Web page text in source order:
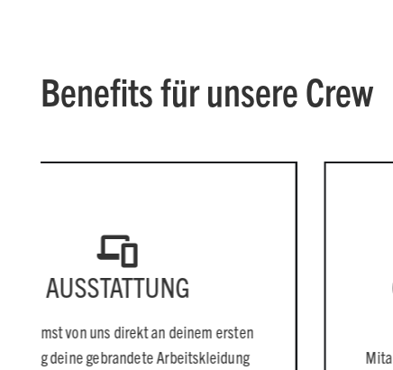
Benefits für unsere Crew
an deinem ersten
Arbeitskleidung
Mehr als
Mitarbeitendenrabatte